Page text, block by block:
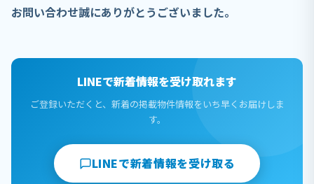
お問い合わせ誠にありがとうございました。
LINEで新着情報を受け取れます
ご登録いただくと、新着の掲載物件情報をいち早くお届けしま
す。
LINEで新着情報を受け取る